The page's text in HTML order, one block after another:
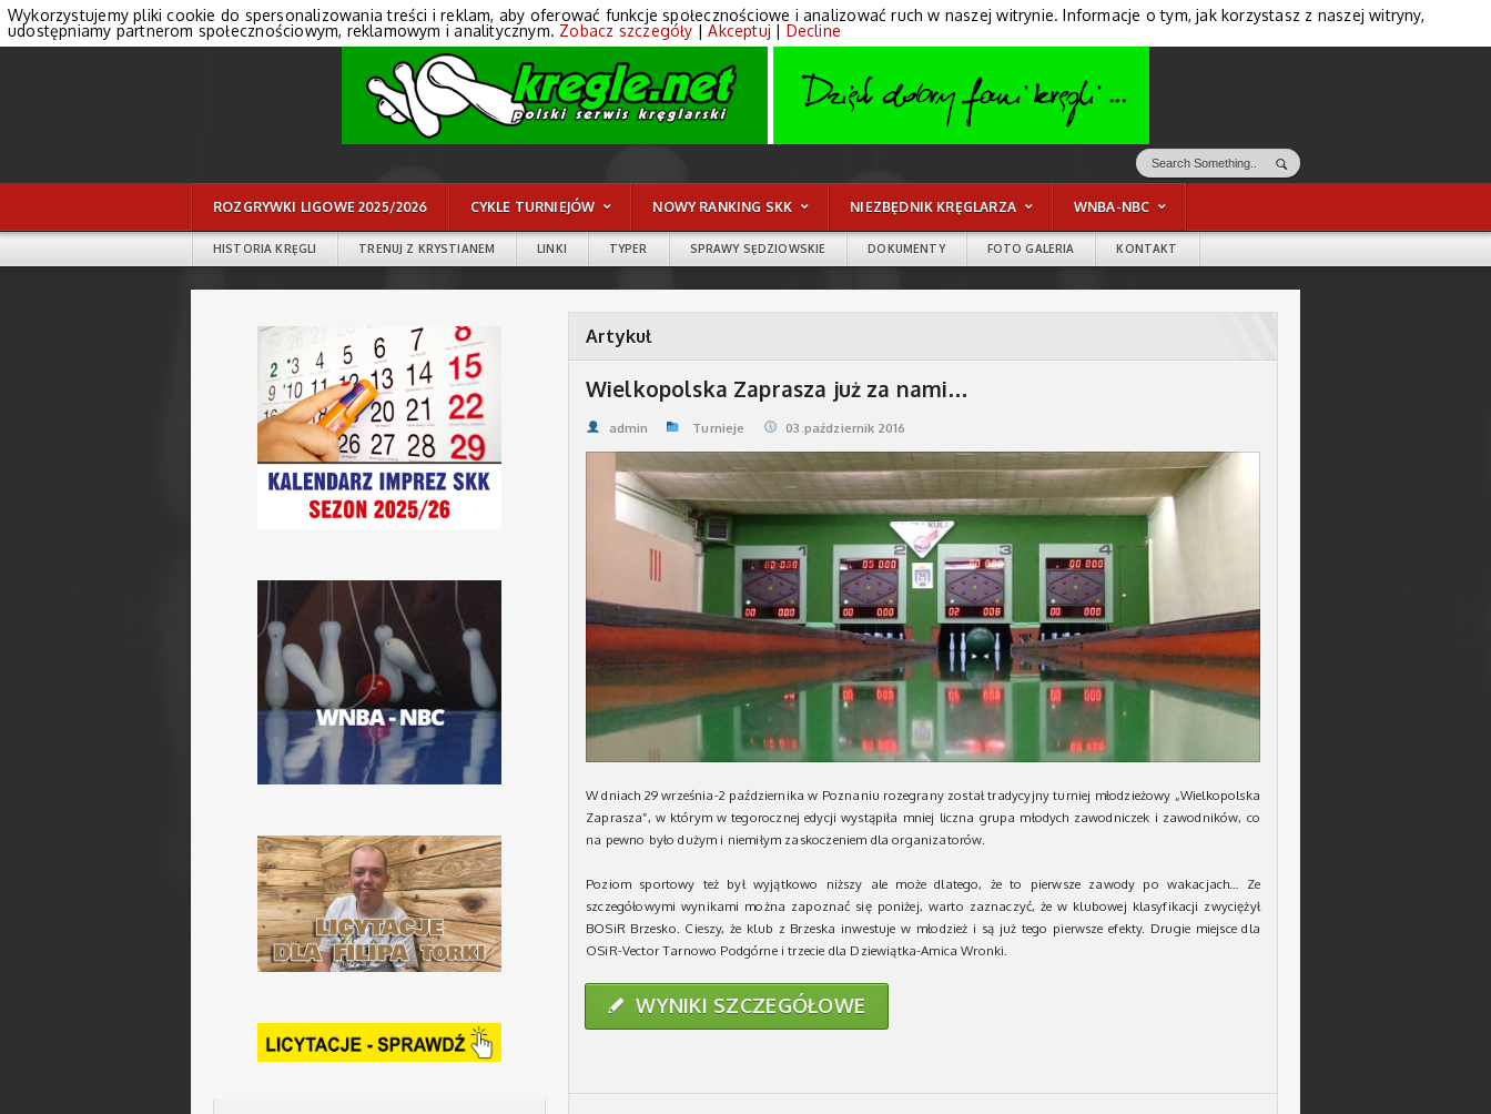
ROZGRYWKI LIGOWE 2025/2026 CYKLE TURNIEJÓW NOWY RANKING SKK NIEZBĘDNIK KRĘGLARZA WNBA-NBC
HISTORIA KRĘGLI TRENUJ Z KRYSTIANEM LINKI TYPER SPRAWY SĘDZIOWSKIE DOKUMENTY FOTO GALERIA KONTAKT
Artykuł
Wielkopolska Zaprasza już za nami…
admin Turnieje 03.październik 2016
W dniach 29 września-2 października w Poznaniu rozegrany został tradycyjny turniej młodzieżowy „Wielkopolska
Zaprasza”, w którym w tegorocznej edycji wystąpiła mniej liczna grupa młodych zawodniczek i zawodników, co
na pewno było dużym i niemiłym zaskoczeniem dla organizatorów.
Poziom sportowy też był wyjątkowo niższy ale może dlatego, że to pierwsze zawody po wakacjach… Ze
szczegółowymi wynikami można zapoznać się poniżej, warto zaznaczyć, że w klubowej klasyfikacji zwyciężył
BOSiR Brzesko. Cieszy, że klub z Brzeska inwestuje w młodzież i są już tego pierwsze efekty. Drugie miejsce dla
OSiR-Vector Tarnowo Podgórne i trzecie dla Dziewiątka-Amica Wronki.
✎ WYNIKI SZCZEGÓŁOWE
Wykorzystujemy pliki cookie do spersonalizowania treści i reklam, aby oferować funkcje społecznościowe i analizować ruch w naszej witrynie. Informacje o tym, jak korzystasz z naszej witryny,
udostępniamy partnerom społecznościowym, reklamowym i analitycznym. Zobacz szczegóły |Akceptuj | Decline